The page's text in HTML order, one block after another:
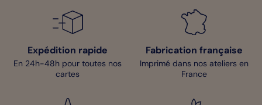
Expédition rapide
En 24h-48h pour toutes nos
cartes
Fabrication française
Imprimé dans nos ateliers en
France